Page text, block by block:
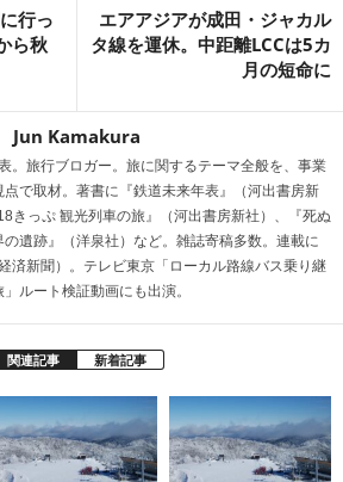
行っ
ら秋
エアアジアが成田・ジャカル
タ線を運休。中距離LCCは5カ
月の短命に
Jun Kamakura
。旅行ブロガー。旅に関するテーマ全般を、事業
で取材。著書に『鉄道未来年表』（河出書房新
きっぷ 観光列車の旅』（河出書房新社）、『死ぬ
遺跡』（洋泉社）など。雑誌寄稿多数。連載に
済新聞）。テレビ東京「ローカル路線バス乗り継
」ルート検証動画にも出演。
関連記事 新着記事